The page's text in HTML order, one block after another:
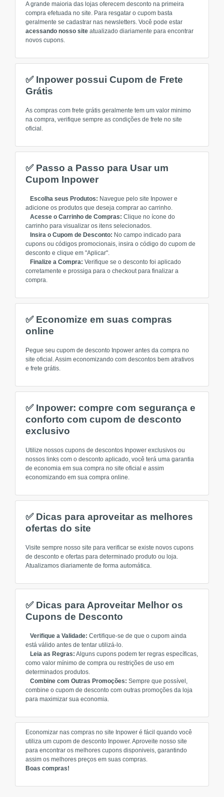
A grande maioria das lojas oferecem desconto na primeira
compra efetuada no site. Para resgatar o cupom basta
geralmente se cadastrar nas newsletters. Você pode estar
acessando nosso site atualizado diariamente para encontrar
novos cupons.
✅ Inpower possui Cupom de Frete
Grátis
As compras com frete grátis geralmente tem um valor minimo
na compra, verifique sempre as condições de frete no site
oficial.
✅ Passo a Passo para Usar um
Cupom Inpower
Escolha seus Produtos: Navegue pelo site Inpower e
adicione os produtos que deseja comprar ao carrinho.
Acesse o Carrinho de Compras: Clique no ícone do
carrinho para visualizar os itens selecionados.
Insira o Cupom de Desconto: No campo indicado para
cupons ou códigos promocionais, insira o código do cupom de
desconto e clique em "Aplicar".
Finalize a Compra: Verifique se o desconto foi aplicado
corretamente e prossiga para o checkout para finalizar a
compra.
✅ Economize em suas compras
online
Pegue seu cupom de desconto Inpower antes da compra no
site oficial. Assim economizando com descontos bem atrativos
e frete grátis.
✅ Inpower: compre com segurança e
conforto com cupom de desconto
exclusivo
Utilize nossos cupons de descontos Inpower exclusivos ou
nossos links com o desconto aplicado, você terá uma garantia
de economia em sua compra no site oficial e assim
economizando em sua compra online.
✅ Dicas para aproveitar as melhores
ofertas do site
Visite sempre nosso site para verificar se existe novos cupons
de desconto e ofertas para determinado produto ou loja.
Atualizamos diariamente de forma automática.
✅ Dicas para Aproveitar Melhor os
Cupons de Desconto
Verifique a Validade: Certifique-se de que o cupom ainda
está válido antes de tentar utilizá-lo.
Leia as Regras: Alguns cupons podem ter regras específicas,
como valor mínimo de compra ou restrições de uso em
determinados produtos.
Combine com Outras Promoções: Sempre que possível,
combine o cupom de desconto com outras promoções da loja
para maximizar sua economia.
Economizar nas compras no site Inpower é fácil quando você
utiliza um cupom de desconto Inpower. Aproveite nosso site
para encontrar os melhores cupons disponiveis, garantindo
assim os melhores preços em suas compras.
Boas compras!